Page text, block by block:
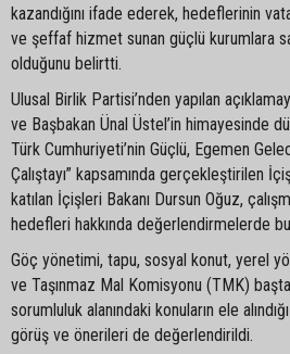
kazandığını ifade ederek, hedeflerinin
ve şeffaf hizmet sunan güçlü kurumlara
olduğunu belirtti.
Ulusal Birlik Partisi’nden yapılan
ve Başbakan Ünal Üstel’in himayesinde
Türk Cumhuriyeti’nin Güçlü, Egemen
Çalıştayı” kapsamında gerçekleştirilen
katılan İçişleri Bakanı Dursun Oğuz,
hedefleri hakkında değerlendirmelerde
Göç yönetimi, tapu, sosyal konut, yerel
ve Taşınmaz Mal Komisyonu (TMK)
sorumluluk alanındaki konuların ele
görüş ve önerileri de değerlendirildi.